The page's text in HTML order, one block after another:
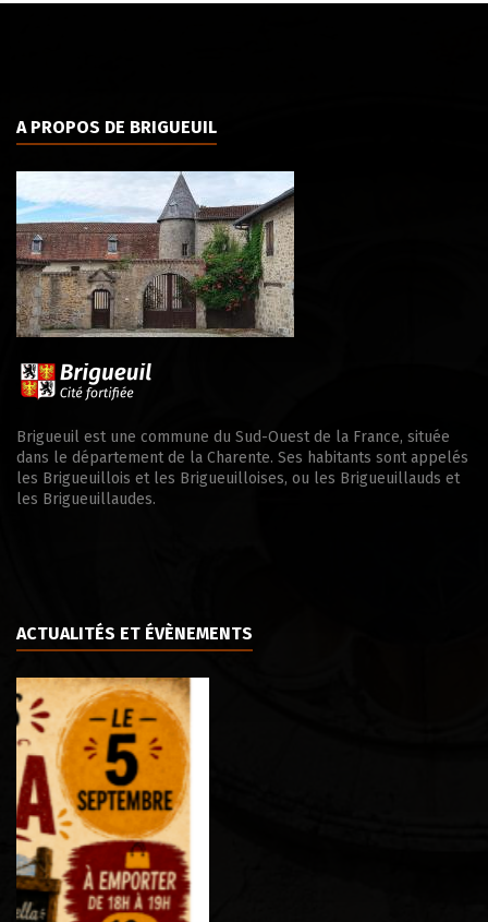
A PROPOS DE BRIGUEUIL
Brigueuil est une commune du Sud-Ouest de la France, située
dans le département de la Charente. Ses habitants sont appelés
les Brigueuillois et les Brigueuilloises, ou les Brigueuillauds et
les Brigueuillaudes.
ACTUALITÉS ET ÉVÈNEMENTS